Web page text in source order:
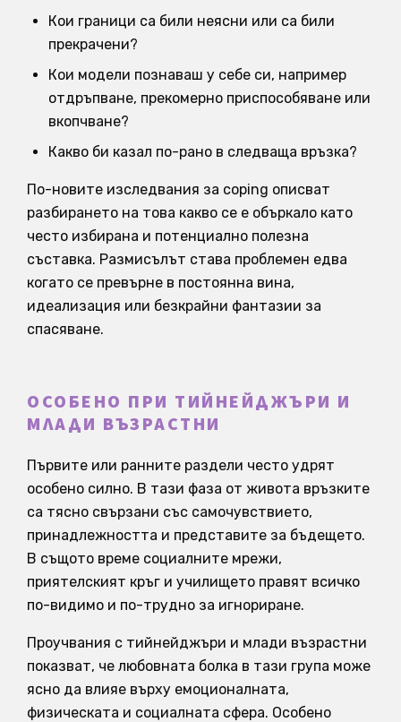
Кои граници са били неясни или са били
прекрачени?
Кои модели познаваш у себе си, например
отдръпване, прекомерно приспособяване или
вкопчване?
Какво би казал по-рано в следваща връзка?
По-новите изследвания за coping описват
разбирането на това какво се е объркало като
често избирана и потенциално полезна
съставка. Размисълът става проблемен едва
когато се превърне в постоянна вина,
идеализация или безкрайни фантазии за
спасяване.
ОСОБЕНО ПРИ ТИЙНЕЙДЖЪРИ И
МЛАДИ ВЪЗРАСТНИ
Първите или ранните раздели често удрят
особено силно. В тази фаза от живота връзките
са тясно свързани със самочувствието,
принадлежността и представите за бъдещето.
В същото време социалните мрежи,
приятелският кръг и училището правят всичко
по-видимо и по-трудно за игнориране.
Проучвания с тийнейджъри и млади възрастни
показват, че любовната болка в тази група може
ясно да влияе върху емоционалната,
физическата и социалната сфера. Особено